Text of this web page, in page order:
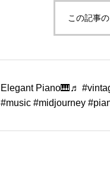
この記事
Elegant Piano🎹♬
#music #midjourney
ny #作業用bgm #集中用